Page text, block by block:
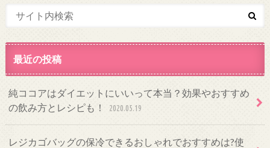
最近の投稿
純ココアはダイエットにいいって本当？効果やおすすめ
の飲み方とレシピも！
2020.05.19
レジカゴバッグの保冷できるおしゃれでおすすめは?使